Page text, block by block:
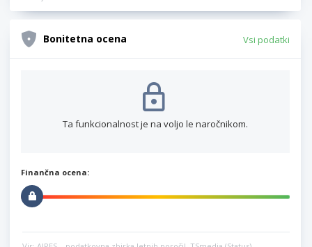
Bonitetna ocena Vsi podatki
Ta funkcionalnost je na voljo le naročnikom.
Finančna ocena: